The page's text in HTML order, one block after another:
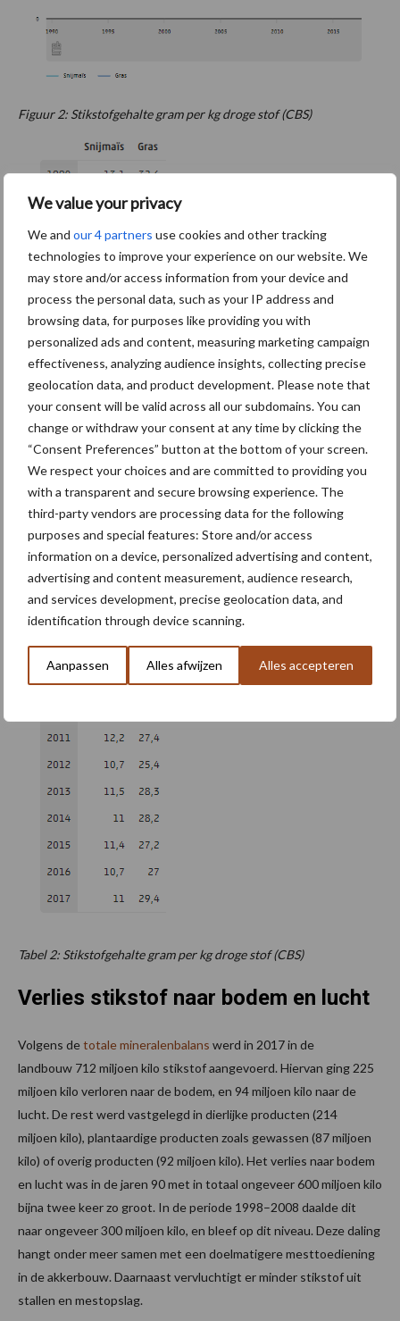
We value your privacy
We and our 4 partners use cookies and other tracking
technologies to improve your experience on our website. We
may store and/or access information from your device and
process the personal data, such as your IP address and
browsing data, for purposes like providing you with
personalized ads and content, measuring marketing campaign
effectiveness, analyzing audience insights, collecting precise
geolocation data, and product development. Please note that
your consent will be valid across all our subdomains. You can
change or withdraw your consent at any time by clicking the
“Consent Preferences” button at the bottom of your screen.
We respect your choices and are committed to providing you
with a transparent and secure browsing experience. The
third-party vendors are processing data for the following
purposes and special features: Store and/or access
information on a device, personalized advertising and content,
advertising and content measurement, audience research,
and services development, precise geolocation data, and
identification through device scanning.
Aanpassen Alles afwijzen Alles accepteren
Figuur 2: Stikstofgehalte gram per kg droge stof (CBS)
Tabel 2: Stikstofgehalte gram per kg droge stof (CBS)
Verlies stikstof naar bodem en lucht
Volgens detotale mineralenbalans werd in 2017 in de
landbouw 712 miljoen kilo stikstof aangevoerd. Hiervan ging 225
miljoen kilo verloren naar de bodem, en 94 miljoen kilo naar de
lucht. De rest werd vastgelegd in dierlijke producten (214
miljoen kilo), plantaardige producten zoals gewassen (87 miljoen
kilo) of overig producten (92 miljoen kilo). Het verlies naar bodem
en lucht was in de jaren 90 met in totaal ongeveer 600 miljoen kilo
bijna twee keer zo groot. In de periode 1998–2008 daalde dit
naar ongeveer 300 miljoen kilo, en bleef op dit niveau. Deze daling
hangt onder meer samen met een doelmatigere mesttoediening
in de akkerbouw. Daarnaast vervluchtigt er minder stikstof uit
stallen en mestopslag.